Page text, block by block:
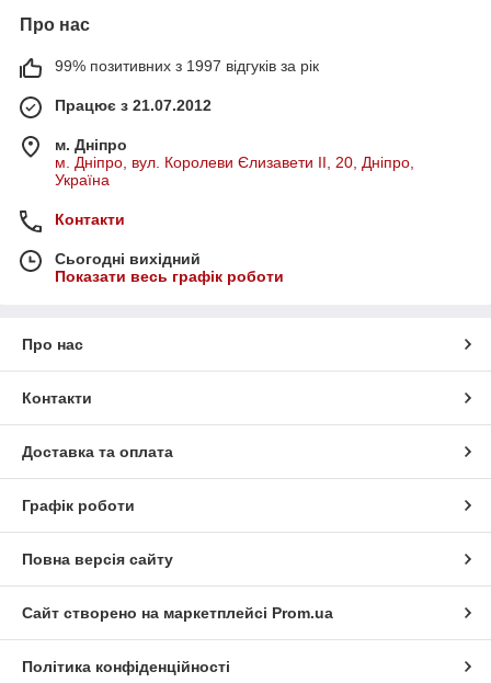
Про нас
99% позитивних з 1997 відгуків за рік
Працює з 21.07.2012
м. Дніпро
м. Дніпро, вул. Королеви Єлизавети ІІ, 20, Дніпро,
Україна
Контакти
Сьогодні вихідний
Показати весь графік роботи
Про нас
Контакти
Доставка та оплата
Графік роботи
Повна версія сайту
Сайт створено на маркетплейсі Prom.ua
Політика конфіденційності